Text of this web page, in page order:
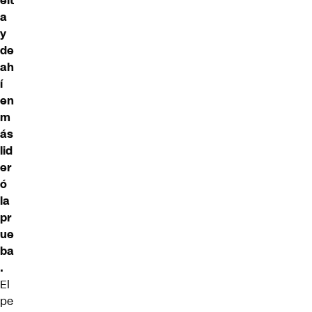
a
y
de
ah
í
en
m
ás
lid
er
ó
la
pr
ue
ba
.
El
pe